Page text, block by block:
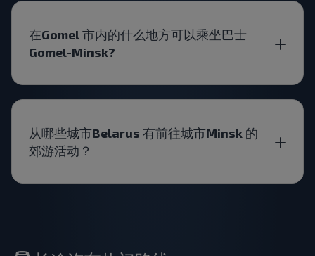
在Gomel 市内的什么地方可以乘坐巴士
Gomel-Minsk?
从哪些城市Belarus 有前往城市Minsk 的
郊游活动？